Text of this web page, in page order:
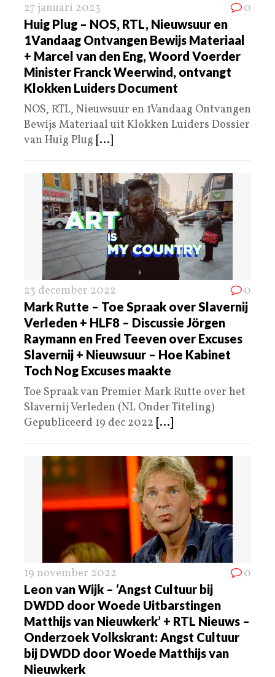
27 januari 2023 0
Huig Plug – NOS, RTL, Nieuwsuur en
1Vandaag Ontvangen Bewijs Materiaal
+ Marcel van den Eng, Woord Voerder
Minister Franck Weerwind, ontvangt
Klokken Luiders Document
NOS, RTL, Nieuwsuur en 1Vandaag Ontvangen
Bewijs Materiaal uit Klokken Luiders Dossier
van Huig Plug [...]
23 december 2022 0
Mark Rutte – Toe Spraak over Slavernij
Verleden + HLF8 – Discussie Jörgen
Raymann en Fred Teeven over Excuses
Slavernij + Nieuwsuur – Hoe Kabinet
Toch Nog Excuses maakte
Toe Spraak van Premier Mark Rutte over het
Slavernij Verleden (NL Onder Titeling)
Gepubliceerd 19 dec 2022 [...]
19 november 2022 0
Leon van Wijk – ‘Angst Cultuur bij
DWDD door Woede Uitbarstingen
Matthijs van Nieuwkerk’ + RTL Nieuws –
Onderzoek Volkskrant: Angst Cultuur
bij DWDD door Woede Matthijs van
Nieuwkerk